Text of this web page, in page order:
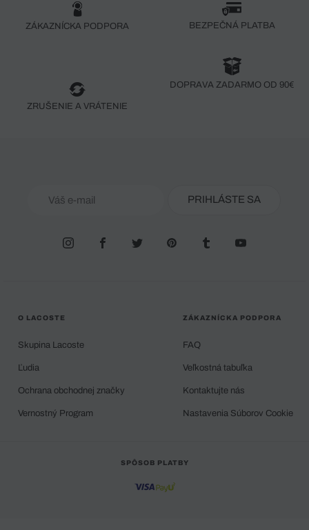
ZÁKAZNÍCKA PODPORA BEZPEČNÁ PLATBA
ZRUŠENIE A VRÁTENIE
DOPRAVA ZADARMO OD 90€
PRIHLÁSTE SA
O LACOSTE
Skupina Lacoste
Ľudia
Ochrana obchodnej značky
Vernostný Program
ZÁKAZNÍCKA PODPORA
FAQ
Veľkostná tabuľka
Kontaktujte nás
Nastavenia Súborov Cookie
SPÔSOB PLATBY